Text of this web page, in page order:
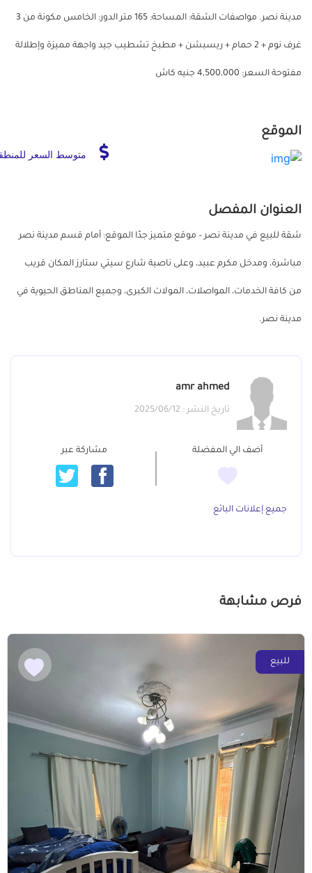
مدينة نصر. مواصفات الشقة: المساحة: 165 متر الدور: الخامس مكونة من 3
غرف نوم + 2 حمام + ريسبشن + مطبخ تشطيب جيد واجهة مميزة وإطلالة
مفتوحة السعر: 4,500,000 جنيه كاش
الموقع
متوسط السعر
العنوان المفصل
شقة للبيع في مدينة نصر – موقع متميز جدًا الموقع: أمام قسم مدينة نصر
مباشرة، ومدخل مكرم عبيد، وعلى ناصية شارع سيتي ستارز المكان قريب
من كافة الخدمات، المواصلات، المولات الكبرى، وجميع المناطق الحيوية في
مدينة نصر.
amr ahmed
تاريخ النشر : 2025/06/12
أضف الي المفضلة مشاركة عبر
جميع إعلانات البائع
فرص مشابهة
للبيع